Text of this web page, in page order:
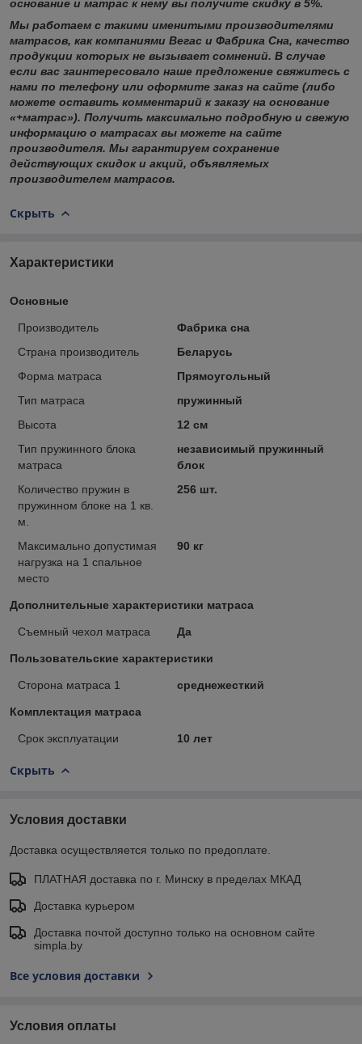
основание и матрас к нему вы получите скидку в 5%.
Мы работаем с такими именитыми производителями
матрасов, как компаниями Вегас и Фабрика Сна, качество
продукции которых не вызывает сомнений. В случае
если вас заинтересовало наше предложение свяжитесь с
нами по телефону или оформите заказ на сайте (либо
можете оставить комментарий к заказу на основание
«+матрас»). Получить максимально подробную и свежую
информацию о матрасах вы можете на сайте
производителя. Мы гарантируем сохранение
действующих скидок и акций, объявляемых
производителем матрасов.
Скрыть
Характеристики
Основные
Производитель
Фабрика сна
Страна производитель
Беларусь
Форма матраса
Прямоугольный
Тип матраса
пружинный
Высота
12 см
Тип пружинного блока
матраса
независимый пружинный
блок
Количество пружин в
пружинном блоке на 1 кв.
м.
256 шт.
Максимально допустимая
нагрузка на 1 спальное
место
90 кг
Дополнительные характеристики матраса
Съемный чехол матраса Да
Пользовательские характеристики
Сторона матраса 1 среднежесткий
Комплектация матраса
Срок эксплуатации 10 лет
Скрыть
Условия доставки
Доставка осуществляется только по предоплате.
ПЛАТНАЯ доставка по г. Минску в пределах МКАД
Доставка курьером
Доставка почтой доступно только на основном сайте
simpla.by
Все условия доставки
Условия оплаты